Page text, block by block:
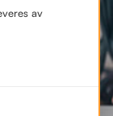
av